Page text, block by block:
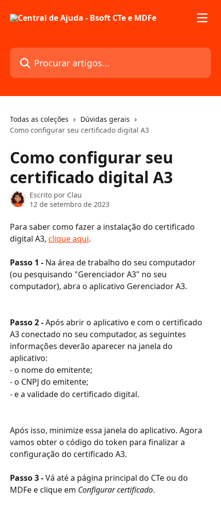
Procurar artigos...
Todas as coleções
Dúvidas gerais
Como configurar seu certificado digital A3
Como configurar seu
certificado digital A3
Escrito por Clau
12 de setembro de 2023
Para saber como fazer a instalação do certificado
digital A3, clique aqui.
Passo 1 - Na área de trabalho do seu computador
(ou pesquisando "Gerenciador A3" no seu
computador), abra o aplicativo Gerenciador A3.
Passo 2 - Após abrir o aplicativo e com o certificado
A3 conectado no seu computador, as seguintes
informações deverão aparecer na janela do
aplicativo:
- o nome do emitente;
- o CNPJ do emitente;
- e a validade do certificado digital.
Após isso, minimize essa janela do aplicativo. Agora
vamos obter o código do token para finalizar a
configuração do certificado A3.
Passo 3 - Vá até a página principal do CTe ou do
MDFe e clique em Configurar certificado.